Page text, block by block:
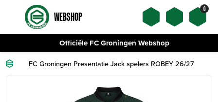
WEBSHOP
0
Officiële FC Groningen Webshop
FC Groningen Presentatie Jack spelers ROBEY 26/27